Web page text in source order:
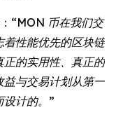
“MON 币在我们交
性能优先的区块链
正的实用性、真正的
与交易计划从第一
设计的。”